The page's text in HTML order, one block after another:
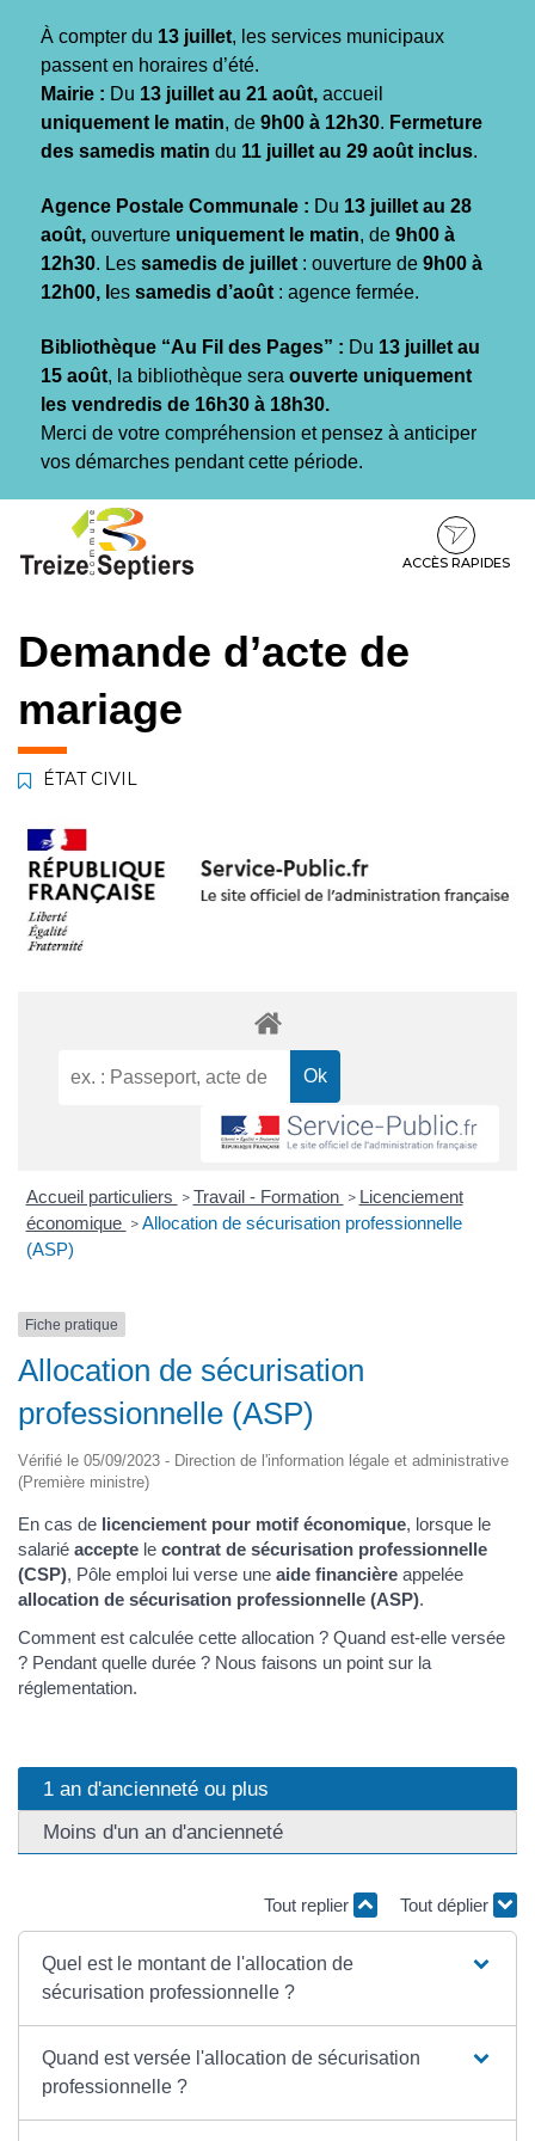
À compter du 13 juillet, les services municipaux
passent en horaires d’été.
Mairie : Du 13 juillet au 21 août, accueil
uniquement le matin, de 9h00 à 12h30. Fermeture
des samedis matin du 11 juillet au 29 août inclus.
Agence Postale Communale : Du 13 juillet au 28
août, ouverture uniquement le matin, de 9h00 à
12h30. Les samedis de juillet : ouverture de 9h00 à
12h00, l es samedis d’août : agence fermée.
Bibliothèque “Au Fil des Pages” : Du 13 juillet au
15 août, la bibliothèque sera ouverte uniquement
les vendredis de 16h30 à 18h30.
Merci de votre compréhension et pensez à anticiper
vos démarches pendant cette période.
contenu
pied
ACCÈS RAPIDES
Demande d’acte de
mariage
ÉTAT CIVIL
Accueil particuliers > Travail - Formation > Licenciement
économique > Allocation de sécurisation professionnelle
(ASP)
Fiche pratique
Allocation de sécurisation
professionnelle (ASP)
Vérifié le 05/09/2023 - Direction de l'information légale et administrative
(Première ministre)
En cas de licenciement pour motif économique, lorsque le
salarié accepte le contrat de sécurisation professionnelle
(CSP), Pôle emploi lui verse une aide financière appelée
allocation de sécurisation professionnelle (ASP).
Comment est calculée cette allocation ? Quand est-elle versée
? Pendant quelle durée ? Nous faisons un point sur la
réglementation.
1 an d'ancienneté ou plus
Moins d'un an d'ancienneté
Tout replier Tout déplier
Quel est le montant de l'allocation de
sécurisation professionnelle ?
Quand est versée l'allocation de sécurisation
professionnelle ?